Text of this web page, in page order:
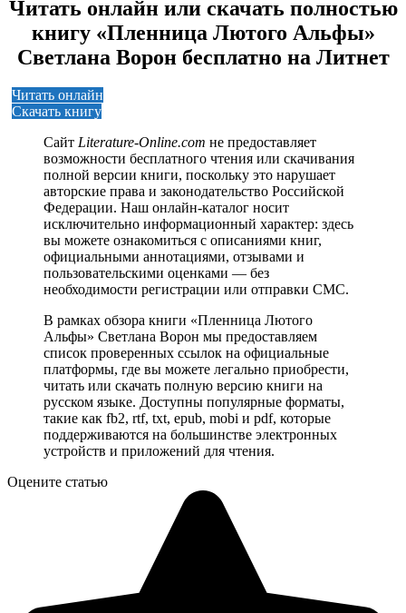
Читать онлайн или скачать полностью
книгу «Пленница Лютого Альфы»
Светлана Ворон бесплатно на Литнет
Читать онлайн
Скачать книгу
Сайт Literature-Online.com не предоставляет
возможности бесплатного чтения или скачивания
полной версии книги, поскольку это нарушает
авторские права и законодательство Российской
Федерации. Наш онлайн-каталог носит
исключительно информационный характер: здесь
вы можете ознакомиться с описаниями книг,
официальными аннотациями, отзывами и
пользовательскими оценками — без
необходимости регистрации или отправки СМС.
В рамках обзора книги «Пленница Лютого
Альфы» Светлана Ворон мы предоставляем
список проверенных ссылок на официальные
платформы, где вы можете легально приобрести,
читать или скачать полную версию книги на
русском языке. Доступны популярные форматы,
такие как fb2, rtf, txt, epub, mobi и pdf, которые
поддерживаются на большинстве электронных
устройств и приложений для чтения.
Оцените статью